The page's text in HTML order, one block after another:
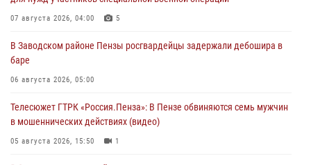
07 августа 2026, 04:00 5
В Заводском районе Пензы росгвардейцы задержали дебошира в
баре
06 августа 2026, 05:00
Телесюжет ГТРК «Россия.Пенза»: В Пензе обвиняются семь мужчин
в мошеннических действиях (видео)
05 августа 2026, 15:50 1